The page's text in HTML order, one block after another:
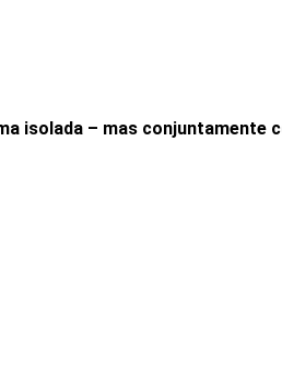
isolada – mas conjuntamente